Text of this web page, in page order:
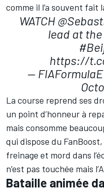
comme il l’a souvent fait
WATCH
lead at
https://
—
La course reprend ses
un point d’honneur à
mais consomme
qui dispose du
freinage et mord dans
n’est pas touchée mais
Bataille animée